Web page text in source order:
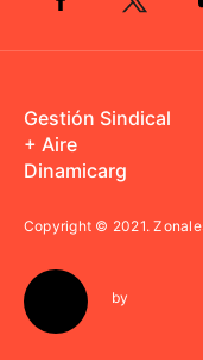
Gestión Sindical
+ Aire
Dinamicarg
Copyright © 2021.
by